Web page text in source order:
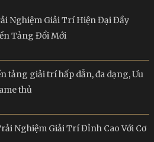
Nghiệm Giải Trí Hiện Đại Đầy
Tảng Đổi Mới
tảng giải trí hấp dẫn, đa dạng, Ưu
thủ
Nghiệm Giải Trí Đỉnh Cao Với Cơ